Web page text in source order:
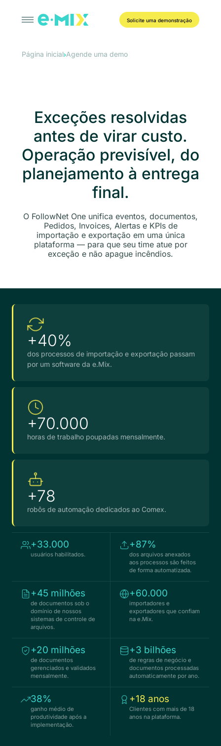
Solicite uma demonstração
Página inicial Agende uma demo
Exceções resolvidas
antes de virar custo.
Operação previsível, do
planejamento à entrega
final.
O FollowNet One unifica eventos, documentos,
Pedidos, Invoices, Alertas e KPIs de
importação e exportação em uma única
plataforma — para que seu time atue por
exceção e não apague incêndios.
+40%
dos processos de importação e exportação passam
por um software da e.Mix.
+70.000
horas de trabalho poupadas mensalmente.
+78
robôs de automação dedicados ao Comex.
+33.000
usuários habilitados.
+87%
dos arquivos anexados
aos processos são feitos
de forma automatizada.
+45 milhões
de documentos sob o
domínio de nossos
sistemas de controle de
arquivos.
+60.000
importadores e
exportadores que confiam
na e.Mix.
+20 milhões
de documentos
gerenciados e validados
mensalmente.
+3 bilhões
de regras de negócio e
documentos processadas
automaticamente por ano.
38%
ganho médio de
produtividade após a
implementação.
+18 anos
Clientes com mais de 18
anos na plataforma.